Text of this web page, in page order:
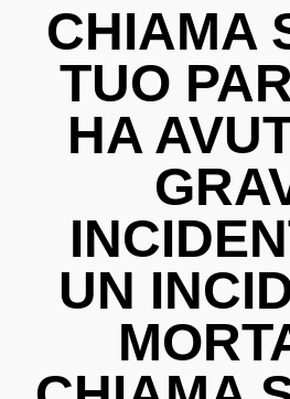
CHIAMA
TUO
HA
UN